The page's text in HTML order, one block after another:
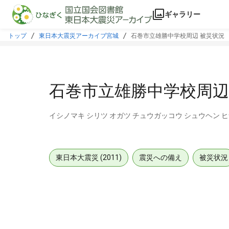
本文に飛ぶ
ギャラリー
トップ 東日本大震災アーカイブ宮城 石巻市立雄勝中学校周辺 被災状況
石巻市立雄勝中学校周
イシノマキ シリツ オガツ チュウガッコウ シュウヘン
東日本大震災 (2011) 震災への備え 被災状況